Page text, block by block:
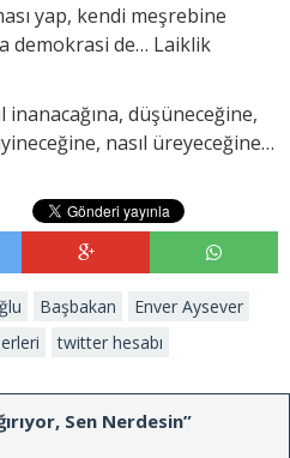
yap, kendi meşrebine
demokrasi de… Laiklik
inanacağına, düşüneceğine,
nasıl üreyeceğine…
Başbakan
Enver Aysever
twitter hesabı
Sen Nerdesin”